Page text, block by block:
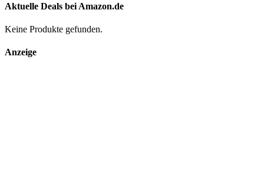
Aktuelle Deals bei Amazon.de
Keine Produkte gefunden.
Anzeige